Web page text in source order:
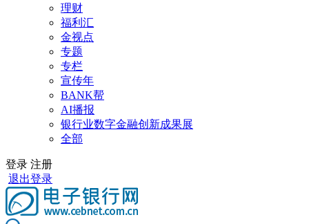
理财
福利汇
金视点
专题
专栏
宣传年
BANK帮
AI播报
银行业数字金融创新成果展
全部
登录 注册
退出登录